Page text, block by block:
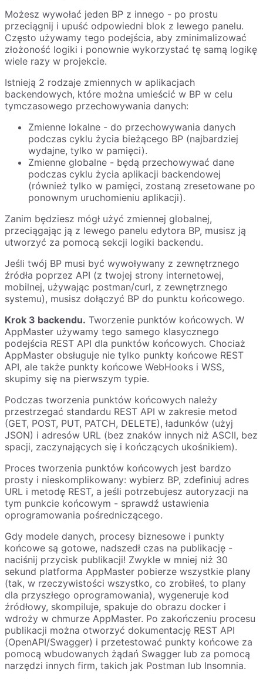
Możesz wywołać jeden BP z innego - po prostu
przeciągnij i upuść odpowiedni blok z lewego panelu.
Często używamy tego podejścia, aby zminimalizować
złożoność logiki i ponownie wykorzystać tę samą logikę
wiele razy w projekcie.
Istnieją 2 rodzaje zmiennych w aplikacjach
backendowych, które można umieścić w BP w celu
tymczasowego przechowywania danych:
Zmienne lokalne - do przechowywania danych
podczas cyklu życia bieżącego BP (najbardziej
wydajne, tylko w pamięci).
Zmienne globalne - będą przechowywać dane
podczas cyklu życia aplikacji backendowej
(również tylko w pamięci, zostaną zresetowane po
ponownym uruchomieniu aplikacji).
Zanim będziesz mógł użyć zmiennej globalnej,
przeciągając ją z lewego panelu edytora BP, musisz ją
utworzyć za pomocą sekcji logiki backendu.
Jeśli twój BP musi być wywoływany z zewnętrznego
źródła poprzez API (z twojej strony internetowej,
mobilnej, używając postman/curl, z zewnętrznego
systemu), musisz dołączyć BP do punktu końcowego.
Krok 3 backendu. Tworzenie punktów końcowych. W
AppMaster używamy tego samego klasycznego
podejścia REST API dla punktów końcowych. Chociaż
AppMaster obsługuje nie tylko punkty końcowe REST
API, ale także punkty końcowe WebHooks i WSS,
skupimy się na pierwszym typie.
Podczas tworzenia punktów końcowych należy
przestrzegać standardu REST API w zakresie metod
(GET, POST, PUT, PATCH, DELETE), ładunków (użyj
JSON) i adresów URL (bez znaków innych niż ASCII, bez
spacji, zaczynających się i kończących ukośnikiem).
Proces tworzenia punktów końcowych jest bardzo
prosty i nieskomplikowany: wybierz BP, zdefiniuj adres
URL i metodę REST, a jeśli potrzebujesz autoryzacji na
tym punkcie końcowym - sprawdź ustawienia
oprogramowania pośredniczącego.
Gdy modele danych, procesy biznesowe i punkty
końcowe są gotowe, nadszedł czas na publikację -
naciśnij przycisk publikacji! Zwykle w mniej niż 30
sekund platforma AppMaster pobierze wszystkie plany
(tak, w rzeczywistości wszystko, co zrobiłeś, to plany
dla przyszłego oprogramowania), wygeneruje kod
źródłowy, skompiluje, spakuje do obrazu docker i
wdroży w chmurze AppMaster. Po zakończeniu procesu
publikacji można otworzyć dokumentację REST API
(OpenAPI/Swagger) i przetestować punkty końcowe za
pomocą wbudowanych żądań Swagger lub za pomocą
narzędzi innych firm, takich jak Postman lub Insomnia.